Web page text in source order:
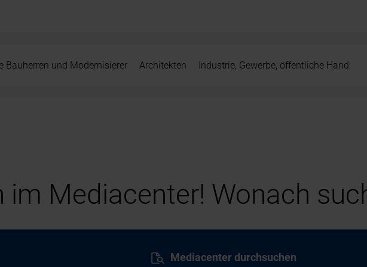
Bauherren und Modernisierer Architekten Industrie, Gewerbe, öffentliche Hand
Mediacenter! Wonach
Mediacenter durchsuchen